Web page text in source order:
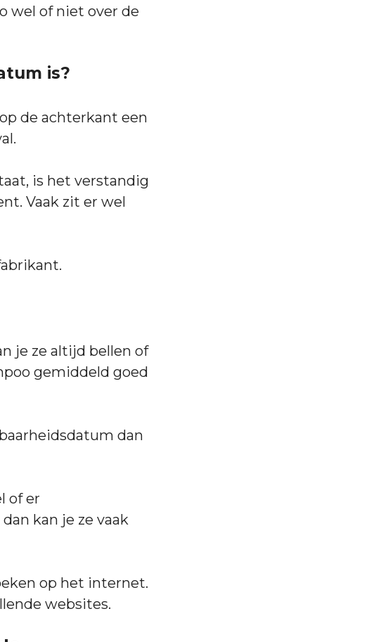
wel of niet over de
is?
de achterkant een
is het verstandig
Vaak zit er wel
je ze altijd bellen of
gemiddeld goed
dan
of er
kan je ze vaak
op het internet.
websites.